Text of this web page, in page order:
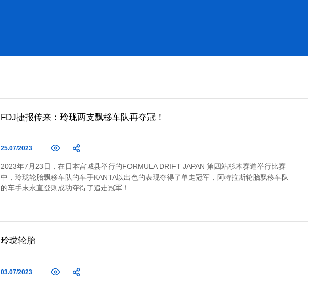
FDJ捷报传来：玲珑两支飘移车队再夺冠！
25.07/2023
2023年7月23日，在日本宫城县举行的FORMULA DRIFT JAPAN 第四站杉木赛道举行比赛
中，玲珑轮胎飘移车队的车手KANTA以出色的表现夺得了单走冠军，阿特拉斯轮胎飘移车队
的车手末永直登则成功夺得了追走冠军！
玲珑轮胎
03.07/2023